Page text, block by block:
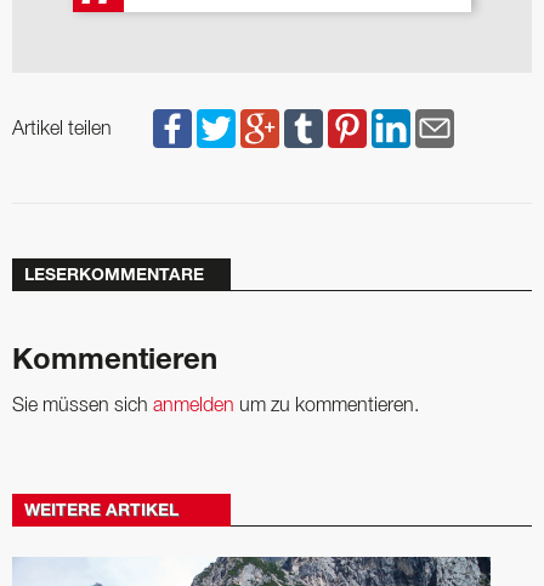
Artikel teilen
LESERKOMMENTARE
Kommentieren
Sie müssen sich anmelden um zu kommentieren.
WEITERE ARTIKEL